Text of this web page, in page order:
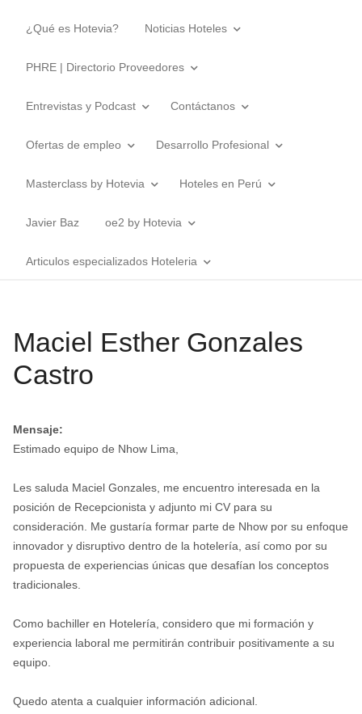
¿Qué es Hotevia? Noticias Hoteles
PHRE | Directorio Proveedores
Entrevistas y Podcast Contáctanos
Ofertas de empleo Desarrollo Profesional
Masterclass by Hotevia Hoteles en Perú
Javier Baz oe2 by Hotevia
Articulos especializados Hoteleria
Maciel Esther Gonzales
Castro
Mensaje:
Estimado equipo de Nhow Lima,
Les saluda Maciel Gonzales, me encuentro interesada en la
posición de Recepcionista y adjunto mi CV para su
consideración. Me gustaría formar parte de Nhow por su enfoque
innovador y disruptivo dentro de la hotelería, así como por su
propuesta de experiencias únicas que desafían los conceptos
tradicionales.
Como bachiller en Hotelería, considero que mi formación y
experiencia laboral me permitirán contribuir positivamente a su
equipo.
Quedo atenta a cualquier información adicional.